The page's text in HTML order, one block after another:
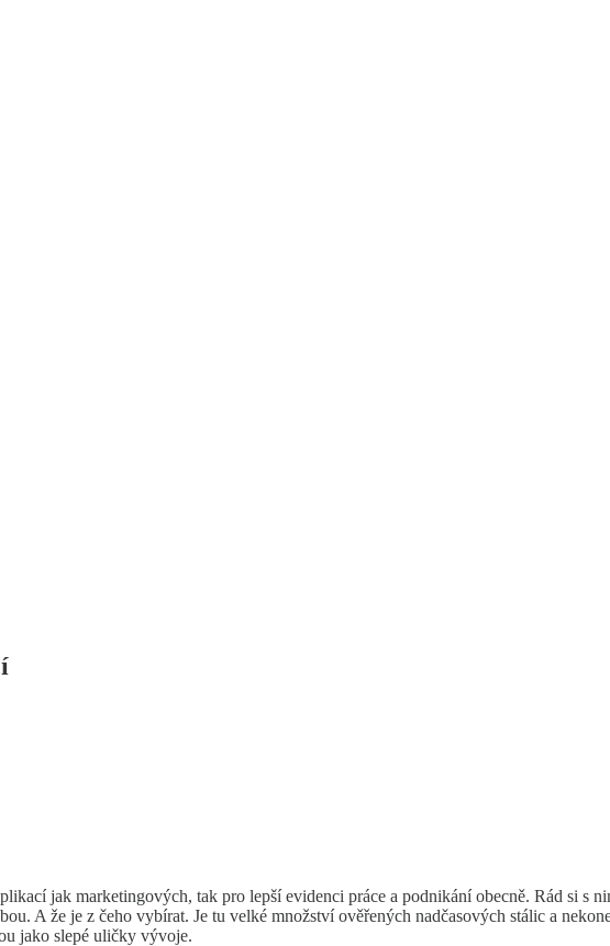
jak marketingových, tak pro lepší evidenci práce a podnikání obecně. Rád si s
A že je z čeho vybírat. Je tu velké množství ověřených nadčasových stálic a
jako slepé uličky vývoje.